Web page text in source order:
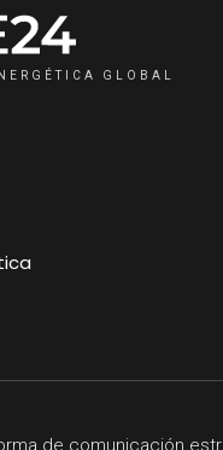
GLOBAL
de comunicación